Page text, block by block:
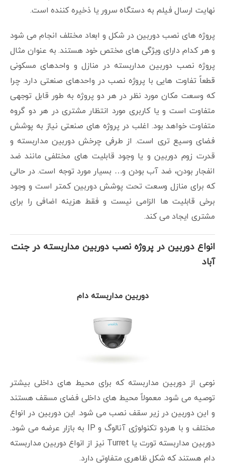
نهایت ارسال فیلم به دستگاه سرور یا ذخیره کننده است.
پروژه های نصب دوربین در شکل و ابعاد مختلف انجام می شود
و هر کدام دارای ویژگی های مختص خود هستند. به عنوان مثال
پروژه نصب دوربین مداربسته در منازل و واحدهای مسکونی
قطعاً تفاوت هایی با پروژه نصب در واحدهای صنعتی دارد. چرا
که وسعت مکان مورد نظر در هر دو پروژه به طور قابل توجهی
متفاوت است و یا کاربری مورد انتظار مشتری در هر دو گروه
متفاوت خواهد بود. اغلب در پروژه های صنعتی نیاز به پوشش
فضای وسیع تری است. از طرفی چرخش دوربین مداربسته و
قدرت زوم دوربین و یا وجود قابلیت های مختلفی مانند ضد
انفجار بودن، ضد آب بودن و… بسیار مورد توجه است. در حالی
که برای منازل وسعت تحت پوشش دوربین کمتر است و وجود
برخی قابلیت ها الزامی نیست و فقط هزینه اضافی را برای
مشتری ایجاد می کند.
انواع دوربین در پروژه نصب دوربین مداربسته در جنت
آباد
دوربین مداربسته دام
نوعی از دوربین مداربسته که برای محیط های داخلی بیشتر
توصیه می شود. معمولاً محیط های داخلی فضای مسقف هستند
و این دوربین در زیر سقف نصب می شود. این دوربین در انواع
مختلف و با هردو تکنولوژی آنالوگ و IP به بازار عرضه می شود.
دوربین مداربسته تورت یا Turret نیز از انواع دوربین مداربسته
دام هستند که شکل ظاهری متفاوتی دارد.